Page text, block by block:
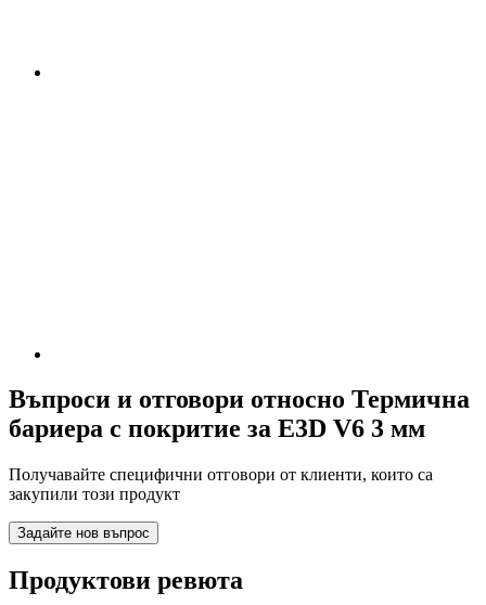
Въпроси и отговори относно Термична
бариера с покритие за E3D V6 3 мм
Получавайте специфични отговори от клиенти, които са
закупили този продукт
Задайте нов въпрос
Продуктови ревюта